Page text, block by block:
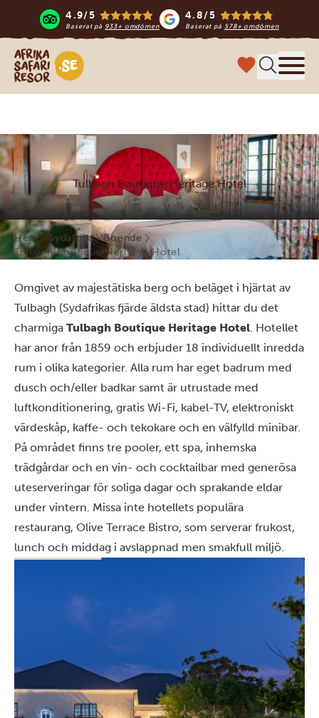
4.9/5
Baserat på 933+ omdömen
4.8/5
Baserat på 578+ omdömen
Safari-resor i Afrika
Tulbagh Boutique Heritage Hotel
Hem Sydafrika
Boende
Tulbagh Boutique Heritage Hotel
Omgivet av majestätiska berg och beläget i hjärtat av
Tulbagh (Sydafrikas fjärde äldsta stad) hittar du det
charmiga Tulbagh Boutique Heritage Hotel. Hotellet
har anor från 1859 och erbjuder 18 individuellt inredda
rum i olika kategorier. Alla rum har eget badrum med
dusch och/eller badkar samt är utrustade med
luftkonditionering, gratis Wi-Fi, kabel-TV, elektroniskt
värdeskåp, kaffe- och tekokare och en välfylld minibar.
På området finns tre pooler, ett spa, inhemska
trädgårdar och en vin- och cocktailbar med generösa
uteserveringar för soliga dagar och sprakande eldar
under vintern. Missa inte hotellets populära
restaurang, Olive Terrace Bistro, som serverar frukost,
lunch och middag i avslappnad men smakfull miljö.